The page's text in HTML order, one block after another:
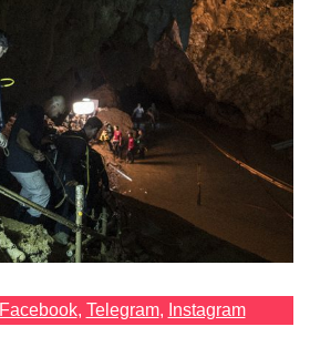
Facebook, Telegram, Instagram